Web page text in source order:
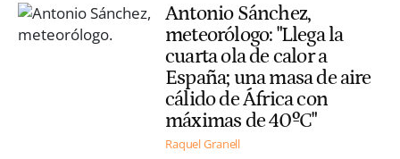
Antonio Sánchez,
meteorólogo: "Llega la
cuarta ola de calor a
España; una masa de aire
cálido de África con
máximas de 40ºC"
Raquel Granell